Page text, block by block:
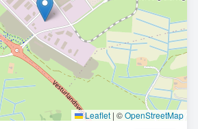
Leaflet | ©OpenStreetMap